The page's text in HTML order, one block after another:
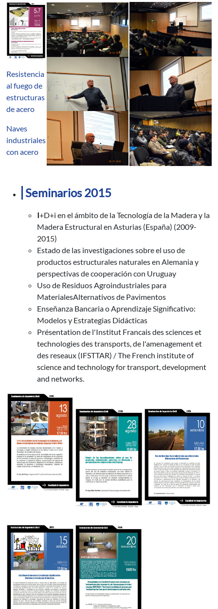
Resistencia
al fuego de
estructuras
de acero
Naves
industriales
con acero
Seminarios 2015
I+D+i en el ámbito de la Tecnología de la Madera y la
Madera Estructural en Asturias (España) (2009-
2015)
Estado de las investigaciones sobre el uso de
productos estructurales naturales en Alemania y
perspectivas de cooperación con Uruguay
Uso de Residuos Agroindustriales para
MaterialesAlternativos de Pavimentos
Enseñanza Bancaria o Aprendizaje Significativo:
Modelos y Estrategias Didácticas
Présentation de l'Institut Francais des sciences et
technologies des transports, de l'amenagement et
des reseaux (IFSTTAR) / The French institute of
science and technology for transport, development
and networks.